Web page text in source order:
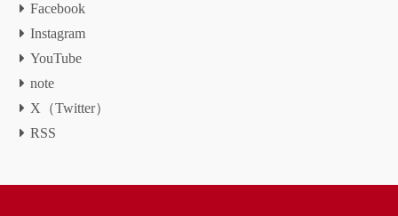
Facebook
Instagram
YouTube
note
X（Twitter）
RSS